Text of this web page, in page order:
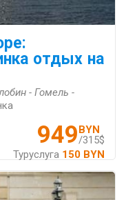
отдых на
- Гомель -
949BYN
/315$
Туруслуга 150 BYN